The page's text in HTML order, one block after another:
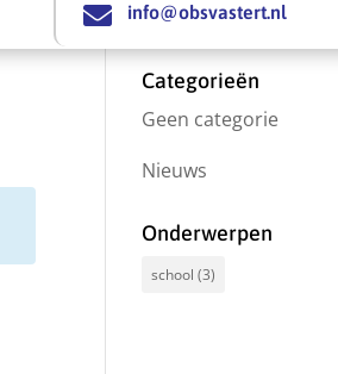
 info@obsvastert.nl
Categorieën
Geen categorie
Nieuws
Onderwerpen
school (3)